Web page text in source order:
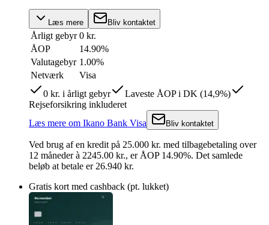
Læs mere Bliv kontaktet
Årligt gebyr 0 kr.
ÅOP
14.90%
Valutagebyr 1.00%
Netværk
Visa
0 kr. i årligt gebyr
Laveste ÅOP i DK (14,9%)
Rejseforsikring inkluderet
Læs mere om Ikano Bank Visa Bliv kontaktet
Ved brug af en kredit på 25.000 kr. med tilbagebetaling over
12 månederà 2245.00 kr., er ÅOP 14.90%. Det samlede
beløb at betale er 26.940 kr.
Gratis kort med cashback (pt. lukket)